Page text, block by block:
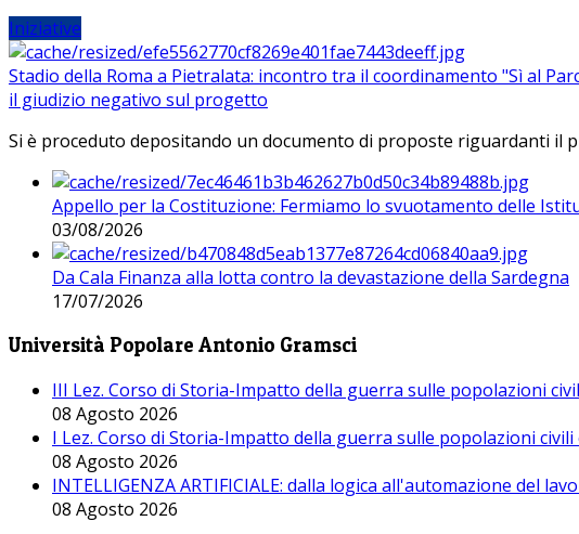
Iniziative
Stadio della Roma a Pietralata: incontro tra il coordinamento "Sì al
il giudizio negativo sul progetto
Si è proceduto depositando un documento di proposte riguardanti il
Appello per la Costituzione: Fermiamo lo svuotamento delle
03/08/2026
Da Cala Finanza alla lotta contro la devastazione della Sardegna
17/07/2026
Università Popolare Antonio Gramsci
III Lez. Corso di Storia-Impatto della guerra sulle popolazioni
08 Agosto 2026
I Lez. Corso di Storia-Impatto della guerra sulle popolazioni
08 Agosto 2026
INTELLIGENZA ARTIFICIALE: dalla logica all'automazione del
08 Agosto 2026